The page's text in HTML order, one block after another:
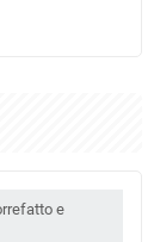
e